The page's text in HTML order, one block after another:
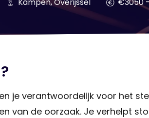
je verantwoordelijk voor het
van de oorzaak. Je verhelpt